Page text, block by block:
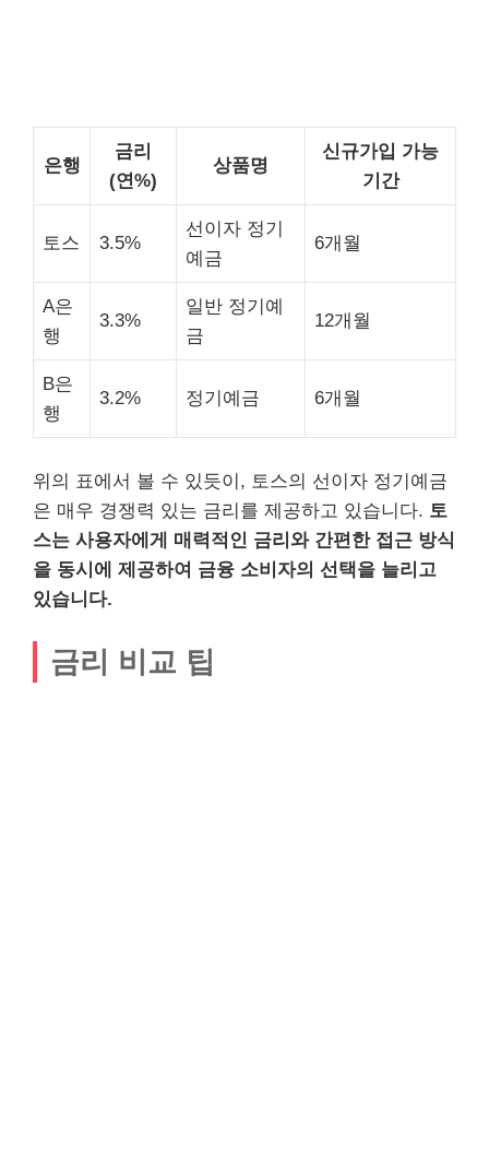
은행
금리
(연%)
상품명
신규가입 가능
기간
토스 3.5%
선이자 정기
예금
6개월
A은
행
3.3%
일반 정기예
금
12개월
B은
행
3.2% 정기예금 6개월
위의 표에서 볼 수 있듯이, 토스의 선이자 정기예금
은 매우 경쟁력 있는 금리를 제공하고 있습니다. 토
스는 사용자에게 매력적인 금리와 간편한 접근 방식
을 동시에 제공하여 금융 소비자의 선택을 늘리고
있습니다.
금리 비교 팁